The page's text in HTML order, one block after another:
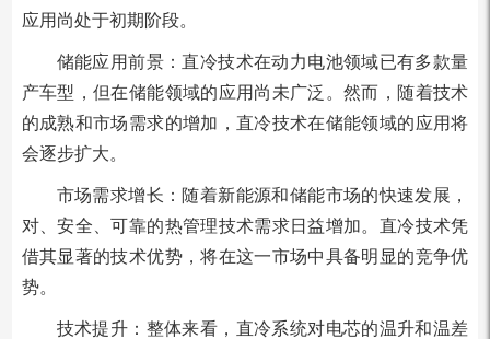
应用尚处于初期阶段。
储能应用前景：直冷技术在动力电池领域已有多款量
产车型，但在储能领域的应用尚未广泛。然而，随着技术
的成熟和市场需求的增加，直冷技术在储能领域的应用将
会逐步扩大。
市场需求增长：随着新能源和储能市场的快速发展，
对、安全、可靠的热管理技术需求日益增加。直冷技术凭
借其显著的技术优势，将在这一市场中具备明显的竞争优
势。
技术提升：整体来看，直冷系统对电芯的温升和温差